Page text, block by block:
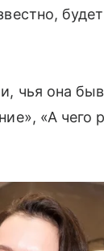
чья она
«А чего